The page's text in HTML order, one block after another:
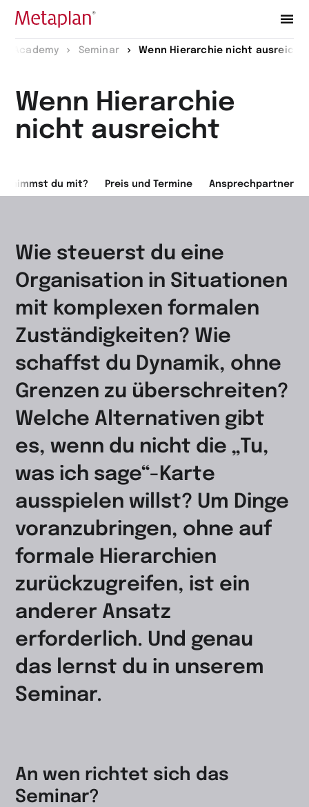
Zur
Academy Seminar Wenn Hierarchie nicht ausreicht
Wenn Hierarchie
nicht ausreicht
nimmst du mit? Preis und Termine Ansprechpartner
Wie steuerst du eine
Organisation in Situationen
mit komplexen formalen
Zuständigkeiten? Wie
schaffst du Dynamik, ohne
Grenzen zu überschreiten?
Welche Alternativen gibt
es, wenn du nicht die „Tu,
was ich sage“-Karte
ausspielen willst? Um Dinge
voranzubringen, ohne auf
formale Hierarchien
zurückzugreifen, ist ein
anderer Ansatz
erforderlich. Und genau
das lernst du in unserem
Seminar.
An wen richtet sich das
Seminar?